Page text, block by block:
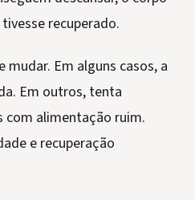
recuperado.
Em alguns casos, a
Em outros, tenta
com alimentação ruim.
e recuperação